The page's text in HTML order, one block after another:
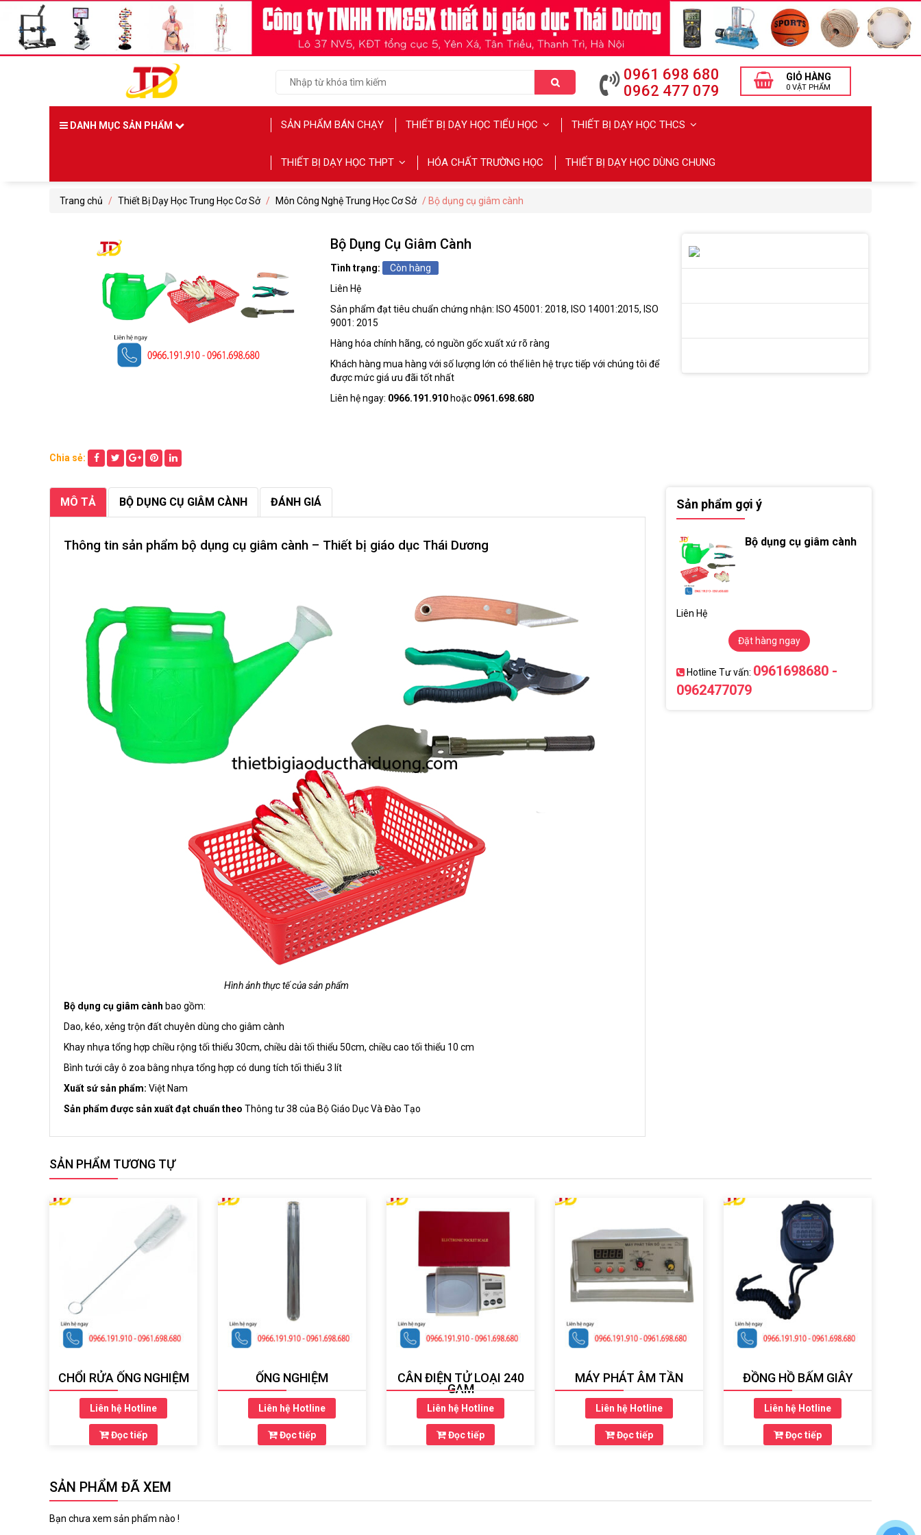
0961 698 680
0962 477 079
GIỎ HÀNG
0 VẬT PHẨM
DANH MỤC SẢN PHẨM SẢN PHẨM BÁN CHẠY THIẾT BỊ DẠY HỌC TIỂU HỌC THIẾT BỊ DẠY HỌC THCS
THIẾT BỊ DẠY HỌC THPT HÓA CHẤT TRƯỜNG HỌC THIẾT BỊ DẠY HỌC DÙNG CHUNG
Trang chủ / Thiết Bị Dạy Học Trung Học Cơ Sở / Môn Công Nghệ Trung Học Cơ Sở / Bộ dụng cụ giâm cành
Chia sẻ:
Bộ Dụng Cụ Giâm Cành
Tình trạng:
Còn hàng
Liên Hệ
Sản phẩm đạt tiêu chuẩn chứng nhận: ISO 45001: 2018, ISO 14001:2015, ISO
9001: 2015
Hàng hóa chính hãng, có nguồn gốc xuất xứ rõ ràng
Khách hàng mua hàng với số lượng lớn có thể liên hệ trực tiếp với chúng tôi để
được mức giá ưu đãi tốt nhất
Liên hệ ngay: 0966.191.910 hoặc 0961.698.680
MÔ TẢ BỘ DỤNG CỤ GIÂM CÀNH ĐÁNH GIÁ
Thông tin sản phẩm bộ dụng cụ giâm cành – Thiết bị giáo dục Thái Dương
Hình ảnh thực tế của sản phẩm
Bộ dụng cụ giâm cành bao gồm:
Dao, kéo, xẻng trộn đất chuyên dùng cho giâm cành
Khay nhựa tổng hợp chiều rộng tối thiểu 30cm, chiều dài tối thiểu 50cm, chiều cao tối thiểu 10 cm
Bình tưới cây ô zoa bằng nhựa tổng hợp có dung tích tối thiểu 3 lít
Xuất sứ sản phẩm: Việt Nam
Sản phẩm được sản xuất đạt chuẩn theo Thông tư 38 của Bộ Giáo Dục Và Đào Tạo
Sản phẩm gợi ý
Bộ dụng cụ giâm cành
Liên Hệ
Đặt hàng ngay
Hotline Tư vấn: 0961698680 -
0962477079
SẢN PHẨM TƯƠNG TỰ
CHỔI RỬA ỐNG NGHIỆM
Liên hệ Hotline
Đọc tiếp
ỐNG NGHIỆM
Liên hệ Hotline
Đọc tiếp
CÂN ĐIỆN TỬ LOẠI 240
GAM
Liên hệ Hotline
Đọc tiếp
MÁY PHÁT ÂM TẦN
Liên hệ Hotline
Đọc tiếp
ĐỒNG HỒ BẤM GIÂY
Liên hệ Hotline
Đọc tiếp
SẢN PHẨM ĐÃ XEM
Bạn chưa xem sản phẩm nào !